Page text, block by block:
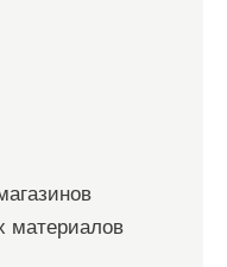
материалов